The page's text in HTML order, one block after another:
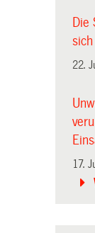
Die
22.
17.